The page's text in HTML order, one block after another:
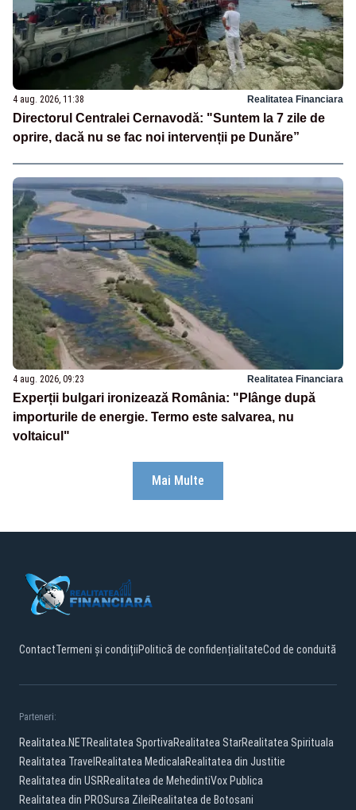
4 aug. 2026, 11:38 Realitatea Financiara
Directorul Centralei Cernavodă: "Suntem la 7 zile de
oprire, dacă nu se fac noi intervenții pe Dunăre”
4 aug. 2026, 09:23 Realitatea Financiara
Experții bulgari ironizează România: "Plânge după
importurile de energie. Termo este salvarea, nu
voltaicul"
Mai Multe
ContactTermeni și condițiiPolitică de confidențialitateCod de conduită
Parteneri:
Realitatea.NETRealitatea SportivaRealitatea StarRealitatea Spirituala
Realitatea Travel Realitatea MedicalaRealitatea din Justitie
Realitatea din USRRealitatea de MehedintiVox Publica
Realitatea din PROSursa ZileiRealitatea de Botosani